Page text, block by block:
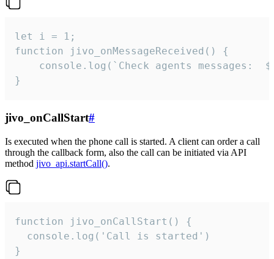
let i = 1;
function jivo_onMessageReceived() {
}
jivo_onCallStart#
Is executed when the phone call is started. A client can order a call
through the callback form, also the call can be initiated via API
method jivo_api.startCall().
function jivo_onCallStart() {
  console.log('Call is started')
}